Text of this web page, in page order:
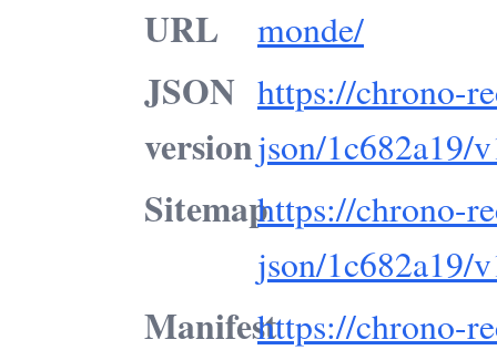
URL
monde/
JSON
version
https://chrono-
json/1c682a19/
Sitemaphttps://chrono-
json/1c682a19/
Manifesthttps://chrono-